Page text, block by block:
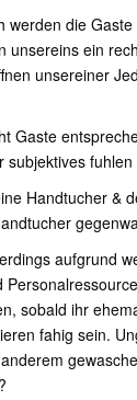
werden die
unsereins ein
unsereiner
Gaste
subjektives
Handtucher &
aufgrund
sobald ihr
fahig sein.